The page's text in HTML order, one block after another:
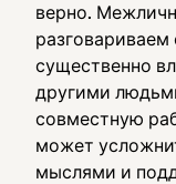
верно.
существенно
другими
совместную
может
мыслями и